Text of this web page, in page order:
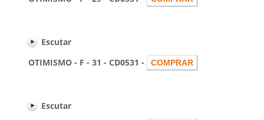
Escutar
OTIMISMO - F - 31 - CD0531 -
Escutar